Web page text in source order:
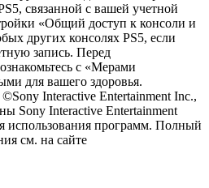
связанной с вашей учетной
«Общий доступ к консоли и
других консолях PS5, если
запись. Перед
с «Мерами
для вашего здоровья.
Interactive Entertainment Inc.,
Sony Interactive Entertainment
использования программ. Полный
см. на сайте